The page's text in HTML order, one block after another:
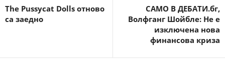
The Pussycat Dolls отново
са заедно
САМО В ДЕБАТИ.бг,
Волфганг Шойбле: Не е
изключена нова
финансова криза